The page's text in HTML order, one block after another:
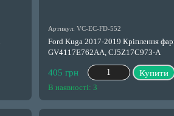
Артикул: VC-EC-FD-552
Ford Kuga 2017-2019 Кріплення
GV4117E762AA, CJ5Z17C973-A
405 грн Купити
В наявності: 3